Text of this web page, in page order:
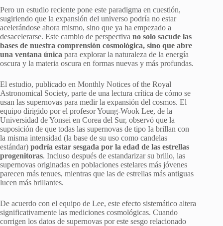
Pero un estudio reciente pone este paradigma en cuestión,
sugiriendo que la expansión del universo podría no estar
acelerándose ahora mismo, sino que ya ha empezado a
desacelerarse. Este cambio de perspectiva no solo sacude las
bases de nuestra comprensión cosmológica, sino que abre
una ventana única para explorar la naturaleza de la energía
oscura y la materia oscura en formas nuevas y más profundas.
El estudio, publicado en Monthly Notices of the Royal
Astronomical Society, parte de una lectura crítica de cómo se
usan las supernovas para medir la expansión del cosmos. El
equipo dirigido por el profesor Young-Wook Lee, de la
Universidad de Yonsei en Corea del Sur, observó que la
suposición de que todas las supernovas de tipo Ia brillan con
la misma intensidad (la base de su uso como candelas
estándar) podría estar sesgada por la edad de las estrellas
progenitoras. Incluso después de estandarizar su brillo, las
supernovas originadas en poblaciones estelares más jóvenes
parecen más tenues, mientras que las de estrellas más antiguas
lucen más brillantes.
De acuerdo con el equipo de Lee, este efecto sistemático altera
significativamente las mediciones cosmológicas. Cuando
corrigen los datos de supernovas por este sesgo relacionado